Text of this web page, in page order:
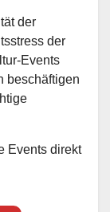
der
der
Events
beschäftigen
Events direkt